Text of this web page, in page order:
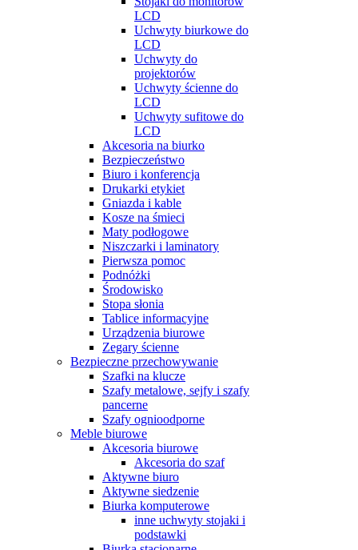
LCD
Uchwyty biurkowe do
LCD
Uchwyty do
projektorów
Uchwyty ścienne do
LCD
Uchwyty sufitowe do
LCD
Akcesoria na biurko
Bezpieczeństwo
Biuro i konferencja
Drukarki etykiet
Gniazda i kable
Kosze na śmieci
Maty podłogowe
Niszczarki i laminatory
Pierwsza pomoc
Podnóżki
Środowisko
Stopa słonia
Tablice informacyjne
Urządzenia biurowe
Zegary ścienne
Bezpieczne przechowywanie
Szafki na klucze
Szafy metalowe, sejfy i szafy
pancerne
Szafy ognioodporne
Meble biurowe
Akcesoria biurowe
Akcesoria do szaf
Aktywne biuro
Aktywne siedzenie
Biurka komputerowe
inne uchwyty stojaki i
podstawki